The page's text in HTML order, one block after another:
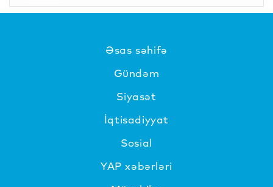
Əsas səhifə
Gündəm
Siyasət
İqtisadiyyat
Sosial
YAP xəbərləri